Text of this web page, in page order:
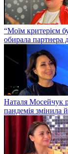
“Моїм критерієм
обирала партнера
Наталя Мосейчук
пандемія змінила